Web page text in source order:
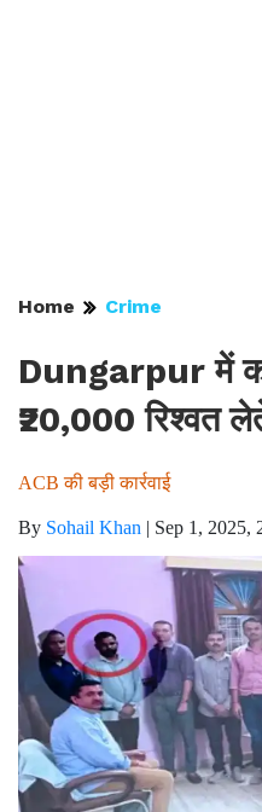
Home Crime
Dungarpur में
₹20,000 रिश्वत
ACB की बड़ी कार्रवाई
By Sohail Khan | Sep 1, 2025,